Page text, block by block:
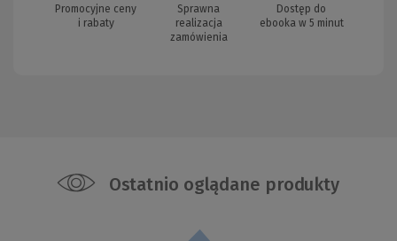
Promocyjne ceny
i rabaty
Sprawna
realizacja
zamówienia
Dostęp do
ebooka w 5 minut
Ostatnio oglądane produkty